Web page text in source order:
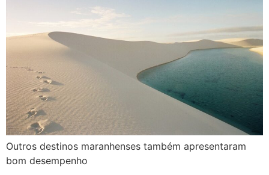
Outros destinos maranhenses também apresentaram
bom desempenho